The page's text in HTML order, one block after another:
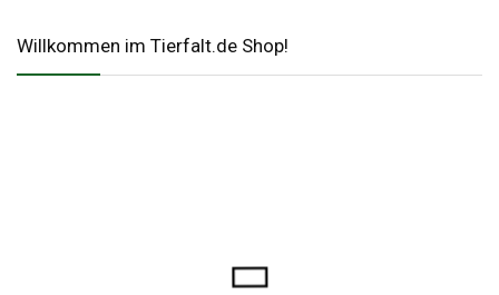
Willkommen im Tierfalt.de Shop!